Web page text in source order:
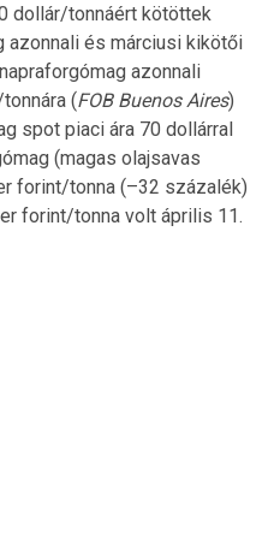
dollár/tonnáért kötöttek
azonnali és márciusi kikötői
azonnali
(FOB Buenos Aires)
spot piaci ára 70 dollárral
(magas olajsavas
forint/tonna (–32 százalék)
forint/tonna volt április 11.